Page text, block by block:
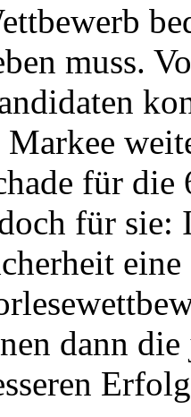
muss.
für die
für sie:
dann